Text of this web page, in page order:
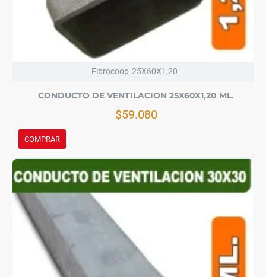
Fibrocoop 25X60X1,20
CONDUCTO DE VENTILACION 25X60X1,20 ML.
$59.080
COMPRAR